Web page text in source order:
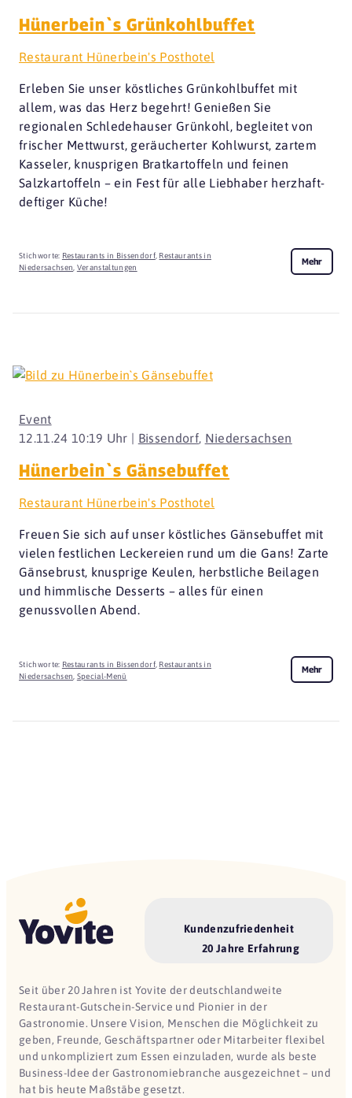
Hünerbein`s Grünkohlbuffet
Restaurant Hünerbein's Posthotel
Erleben Sie unser köstliches Grünkohlbuffet mit
allem, was das Herz begehrt! Genießen Sie
regionalen Schledehauser Grünkohl, begleitet von
frischer Mettwurst, geräucherter Kohlwurst, zartem
Kasseler, knusprigen Bratkartoffeln und feinen
Salzkartoffeln – ein Fest für alle Liebhaber herzhaft-
deftiger Küche!
Stichworte: Restaurants in Bissendorf, Restaurants in
Niedersachsen, Veranstaltungen
Mehr
12.11.24 10:19 Uhr | Bissendorf, Niedersachsen
Event
Hünerbein`s Gänsebuffet
Restaurant Hünerbein's Posthotel
Freuen Sie sich auf unser köstliches Gänsebuffet mit
vielen festlichen Leckereien rund um die Gans! Zarte
Gänsebrust, knusprige Keulen, herbstliche Beilagen
und himmlische Desserts – alles für einen
genussvollen Abend.
Stichworte: Restaurants in Bissendorf, Restaurants in
Niedersachsen Special-Menü
Mehr
Kundenzufriedenheit
20 Jahre Erfahrung
Seit über 20 Jahren ist Yovite der deutschlandweite
Restaurant-Gutschein-Service und Pionier in der
Gastronomie. Unsere Vision, Menschen die Möglichkeit zu
geben, Freunde, Geschäftspartner oder Mitarbeiter flexibel
und unkompliziert zum Essen einzuladen, wurde als beste
Business-Idee der Gastronomiebranche ausgezeichnet – und
hat bis heute Maßstäbe gesetzt.